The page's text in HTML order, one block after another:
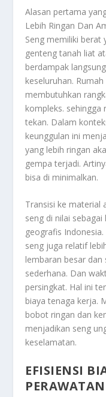
Alasan pertama
Lebih Ringan Dan
Seng memiliki berat
genteng tanah liat
berdampak
keseluruhan.
membutuhkan
kompleks. sehingga
tekan. Dalam
keunggulan ini
yang lebih ringan
gempa terjadi.
bisa di minimalkan.
Transisi ke material
seng di nilai
geografis
seng juga relatif
lembaran besar
sederhana. Dan
persingkat. Hal ini
biaya tenaga kerja.
bobot ringan dan
menjadikan seng
keselamatan.
EFISIENSI